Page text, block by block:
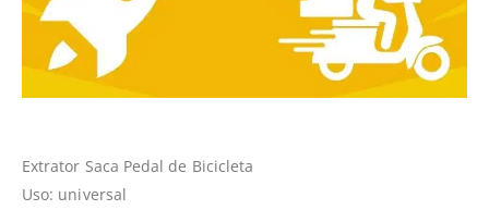
Extrator Saca Pedal de Bicicleta
Uso: universal